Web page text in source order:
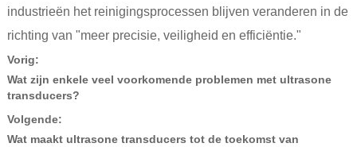
industrieën het reinigingsprocessen blijven veranderen in de
richting van "meer precisie, veiligheid en efficiëntie."
Vorig:
Wat zijn enkele veel voorkomende problemen met ultrasone
transducers?
Volgende:
Wat maakt ultrasone transducers tot de toekomst van